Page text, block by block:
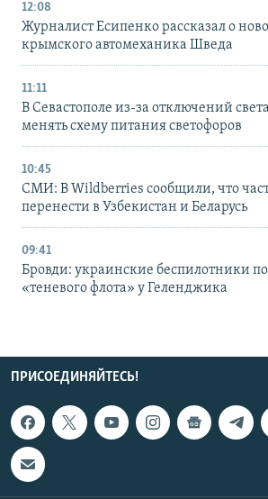
12:08
Журналист Есипенко рассказал о
крымского автомеханика Шведа
11:11
В Севастополе из-за отключений
менять схему питания светофоров
10:45
СМИ: В Wildberries сообщили, что
перенести в Узбекистан и Беларусь
09:41
Бровди: украинские беспилотники
«теневого флота» у Геленджика
ПРИСОЕДИНЯЙТЕСЬ!